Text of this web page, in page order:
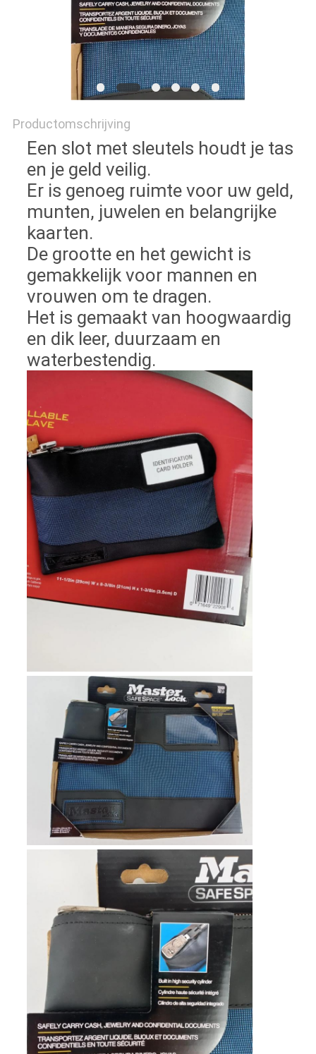
Productomschrijving
Een slot met sleutels houdt je tas
en je geld veilig.
Er is genoeg ruimte voor uw geld,
munten, juwelen en belangrijke
kaarten.
De grootte en het gewicht is
gemakkelijk voor mannen en
vrouwen om te dragen.
Het is gemaakt van hoogwaardig
en dik leer, duurzaam en
waterbestendig.